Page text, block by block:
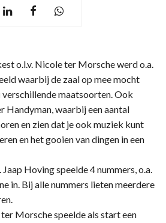
o.l.v. Nicole ter Morsche werd o.a.
waarbij de zaal op mee mocht
maatsoorten. Ook
Handyman, waarbij een aantal
en zien dat je ook muziek kunt
en het gooien van dingen in een
Hoving speelde 4 nummers, o.a.
in. Bij alle nummers lieten meerdere
Morsche speelde als start een